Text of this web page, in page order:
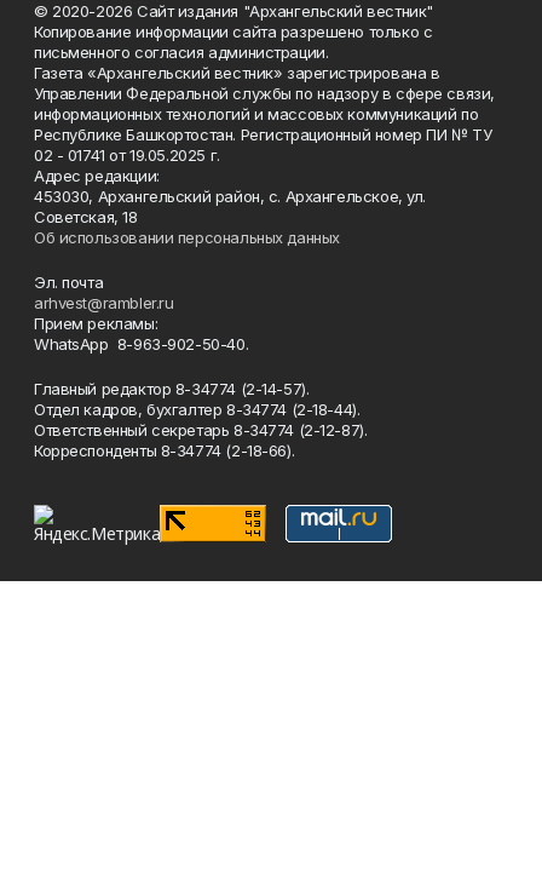
© 2020-2026 Сайт издания "Архангельский вестник"
Копирование информации сайта разрешено только с
письменного согласия администрации.
Газета «Архангельский вестник» зарегистрирована в
Управлении Федеральной службы по надзору в сфере связи,
информационных технологий и массовых коммуникаций по
Республике Башкортостан. Регистрационный номер ПИ № ТУ
02 - 01741 от 19.05.2025 г.
Адрес редакции:
453030, Архангельский район, с. Архангельское, ул.
Советская, 18
Об использовании персональных данных
Эл. почта
arhvest@rambler.ru
Прием рекламы:
WhatsApp 8-963-902-50-40.
Главный редактор 8-34774 (2-14-57).
Отдел кадров, бухгалтер 8-34774 (2-18-44).
Ответственный секретарь 8-34774 (2-12-87).
Корреспонденты 8-34774 (2-18-66).